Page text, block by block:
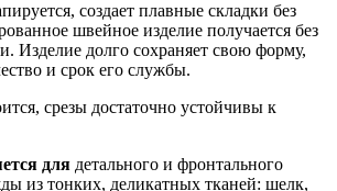
создает плавные складки без
швейное изделие получается без
Изделие долго сохраняет свою форму,
и срок его службы.
срезы достаточно устойчивы к
для детального и фронтального
из тонких, деликатных тканей: шелк,